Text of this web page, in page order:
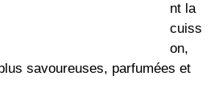
nt la
cuiss
on,
savoureuses, parfumées et